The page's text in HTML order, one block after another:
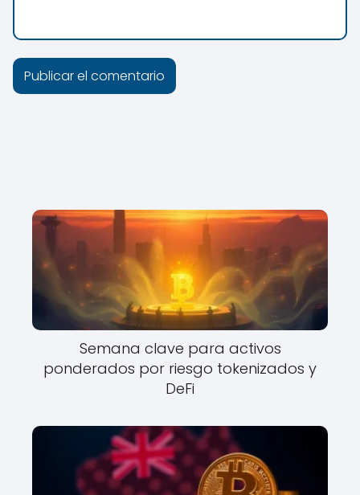
Semana clave para activos
ponderados por riesgo tokenizados y
DeFi